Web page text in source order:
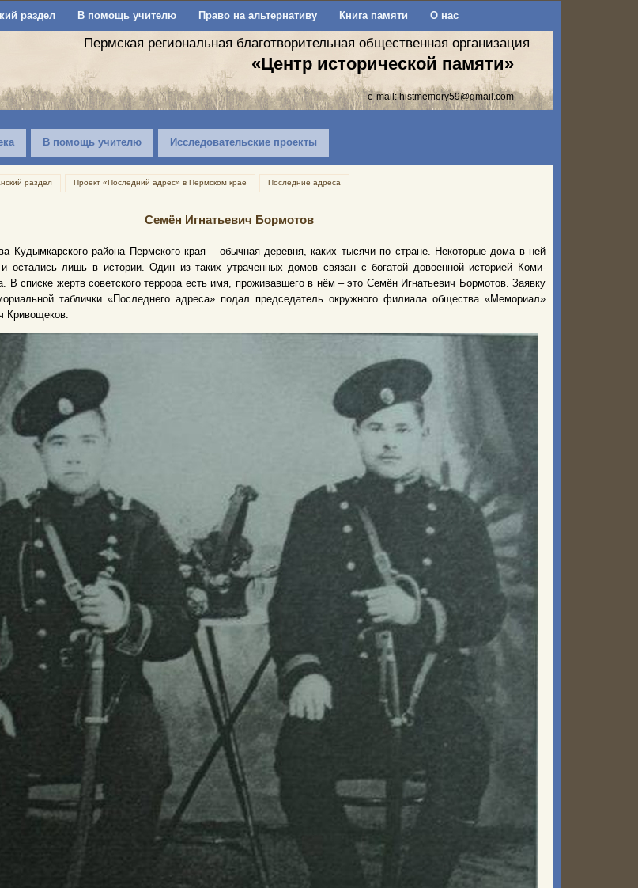
раздел В помощь учителю Право на альтернативу Книга памяти О нас
Пермская региональная благотворительная общественная организация
«Центр исторической памяти»
e-mail:histmemory59@gmail.com
В помощь учителю Исследовательские проекты
раздел Проект «Последний адрес» в Пермском крае Последние адреса
Семён Игнатьевич Бормотов
Кудымкарского района Пермского края – обычная деревня, каких тысячи по стране. Некоторые дома в ней
остались лишь в истории. Один из таких утраченных домов связан с богатой довоенной историей Коми-
В списке жертв советского террора есть имя, проживавшего в нём – это Семён Игнатьевич Бормотов. Заявку
таблички «Последнего адреса» подал председатель окружного филиала общества «Мемориал»
Кривощеков.